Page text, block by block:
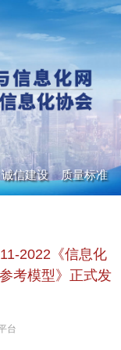
诚信建设 质量标准
2022《信息化
考模型》正式发
台